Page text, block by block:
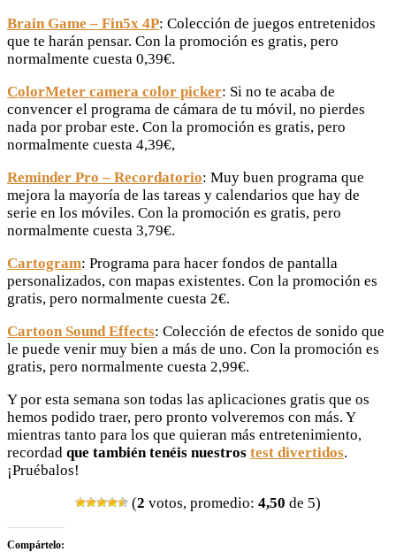
Brain Game – Fin5x 4P: Colección de juegos entretenidos
que te harán pensar. Con la promoción es gratis, pero
normalmente cuesta 0,39€.
ColorMeter camera color picker: Si no te acaba de
convencer el programa de cámara de tu móvil, no pierdes
nada por probar este. Con la promoción es gratis, pero
normalmente cuesta 4,39€,
Reminder Pro – Recordatorio: Muy buen programa que
mejora la mayoría de las tareas y calendarios que hay de
serie en los móviles. Con la promoción es gratis, pero
normalmente cuesta 3,79€.
Cartogram: Programa para hacer fondos de pantalla
personalizados, con mapas existentes. Con la promoción es
gratis, pero normalmente cuesta 2€.
Cartoon Sound Effects: Colección de efectos de sonido que
le puede venir muy bien a más de uno. Con la promoción es
gratis, pero normalmente cuesta 2,99€.
Y por esta semana son todas las aplicaciones gratis que os
hemos podido traer, pero pronto volveremos con más. Y
mientras tanto para los que quieran más entretenimiento,
recordad que también tenéis nuestros test divertidos.
¡Pruébalos!
(2 votos, promedio: 4,50 de 5)
Compártelo: